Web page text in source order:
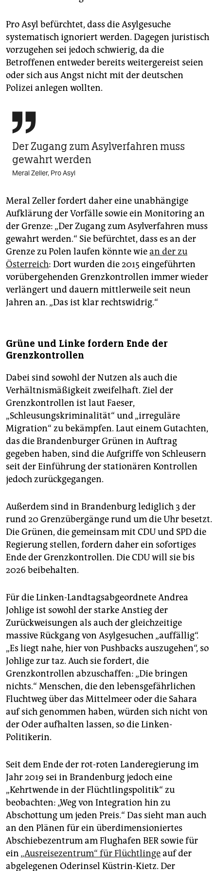
Pro Asyl befürchtet, dass die Asylgesuche
systematisch ignoriert werden. Dagegen juristisch
vorzugehen sei jedoch schwierig, da die
Betroffenen entweder bereits weitergereist seien
oder sich aus Angst nicht mit der deutschen
Polizei anlegen wollten.

Der Zugang zum Asylver­fahren muss
gewahrt werden
Meral Zeller, Pro Asyl
Meral Zeller fordert daher eine unabhängige
Aufklärung der Vorfälle sowie ein Monitoring an
der Grenze: „Der Zugang zum Asylverfahren muss
gewahrt werden.“ Sie befürchtet, dass es an der
Grenze zu Polen laufen könnte wiean der zu
Österreich: Dort wurden die 2015 eingeführten
vorübergehenden Grenzkontrollen immer wieder
verlängert und dauern mittlerweile seit neun
Jahren an. „Das ist klar rechtswidrig.“
Grüne und Linke fordern Ende der
Grenzkontrollen
Dabei sind sowohl der Nutzen als auch die
Verhältnismäßigkeit zweifelhaft. Ziel der
Grenzkontrollen ist laut Faeser,
„Schleusungskriminalität“ und „irreguläre
Migration“ zu bekämpfen. Laut einem Gutachten,
das die Brandenburger Grünen in Auftrag
gegeben haben, sind die Aufgriffe von Schleusern
seit der Einführung der stationären Kontrollen
jedoch zurückgegangen.
Außerdem sind in Brandenburg lediglich 3 der
rund 20 Grenzübergänge rund um die Uhr besetzt.
Die Grünen, die gemeinsam mit CDU und SPD die
Regierung stellen, fordern daher ein sofortiges
Ende der Grenzkontrollen. Die CDU will sie bis
2026 beibehalten.
Für die Linken-Landtagsabgeordnete Andrea
Johlige ist sowohl der starke Anstieg der
Zurückweisungen als auch der gleichzeitige
massive Rückgang von Asylgesuchen „auffällig“.
„Es liegt nahe, hier von Pushbacks auszugehen“, so
Johlige zur taz. Auch sie fordert, die
Grenzkontrollen abzuschaffen: „Die bringen
nichts.“ Menschen, die den lebensgefährlichen
Fluchtweg über das Mittelmeer oder die Sahara
auf sich genommen haben, würden sich nicht von
der Oder aufhalten lassen, so die Linken-
Politikerin.
Seit dem Ende der rot-roten Landeregierung im
Jahr 2019 sei in Brandenburg jedoch eine
„Kehrtwende in der Flüchtlingspolitik“ zu
beobachten: „Weg von Integration hin zu
Abschottung um jeden Preis.“ Das sieht man auch
an den Plänen für ein überdimensioniertes
Abschiebezentrum am Flughafen BER sowie für
ein „Ausreisezentrum“ für Flüchtlingeauf der
abgelegenen Oderinsel Küstrin-Kietz. Der